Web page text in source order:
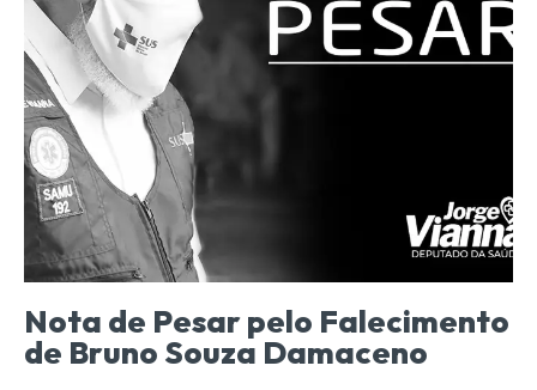
Nota de Pesar pelo Falecimento
de Bruno Souza Damaceno